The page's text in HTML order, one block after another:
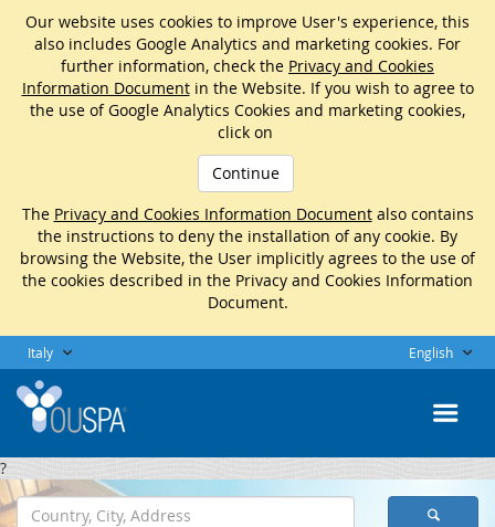
Our website uses cookies to improve User's experience, this
also includes Google Analytics and marketing cookies. For
further information, check the Privacy and Cookies
Information Documentin the Website. If you wish to agree to
the use of Google Analytics Cookies and marketing cookies,
click on
Continue
The Privacy and Cookies Information Documentalso contains
the instructions to deny the installation of any cookie. By
browsing the Website, the User implicitly agrees to the use of
the cookies described in the Privacy and Cookies Information
Document.
Italy English
?